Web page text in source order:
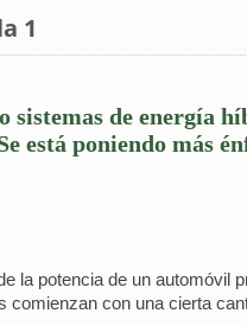
1
de energía
está poniendo más
la potencia de un
con una cierta